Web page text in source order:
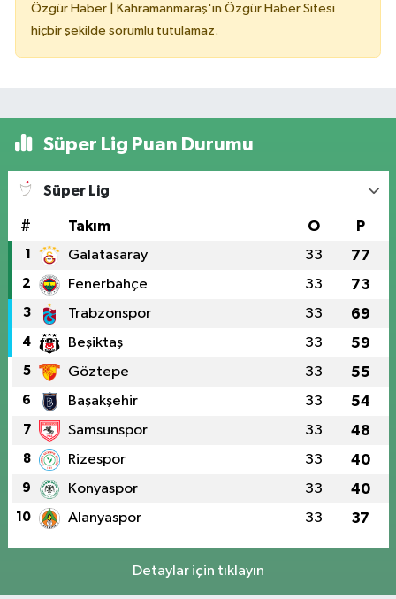
Özgür Haber | Kahramanmaraş'ın Özgür Haber Sitesi
hiçbir şekilde sorumlu tutulamaz.
Süper Lig Puan Durumu
Süper Lig
# Takım O P
1 Galatasaray 33 77
2 Fenerbahçe 33 73
3 Trabzonspor 33 69
4 Beşiktaş 33 59
5 Göztepe 33 55
6 Başakşehir 33 54
7 Samsunspor 33 48
8 Rizespor 33 40
9 Konyaspor 33 40
10 Alanyaspor 33 37
Detaylar için tıklayın